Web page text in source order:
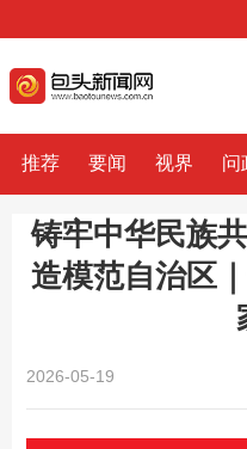
推荐 要闻 视界 问
铸牢中华民族
造模范自治区
2026-05-19